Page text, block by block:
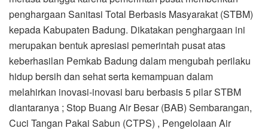
penghargaan Sanitasi Total Berbasis Masyarakat (STBM)
kepada Kabupaten Badung. Dikatakan penghargaan ini
merupakan bentuk apresiasi pemerintah pusat atas
keberhasilan Pemkab Badung dalam mengubah perilaku
hidup bersih dan sehat serta kemampuan dalam
melahirkan inovasi-inovasi baru berbasis 5 pilar STBM
diantaranya ; Stop Buang Air Besar (BAB) Sembarangan,
Cuci Tangan Pakai Sabun (CTPS) , Pengelolaan Air